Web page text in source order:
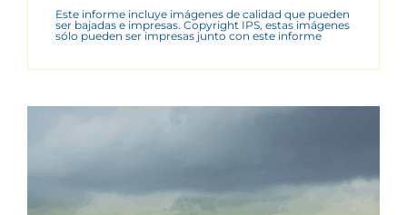
Este informe incluye imágenes de calidad que pueden
ser bajadas e impresas. Copyright IPS, estas imágenes
sólo pueden ser impresas junto con este informe